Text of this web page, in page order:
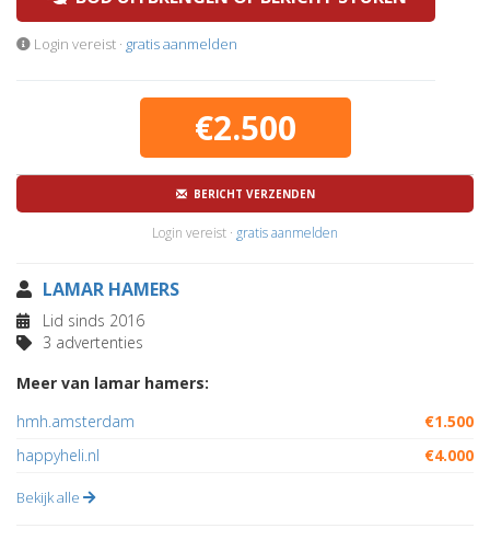
Login vereist · gratis aanmelden
€2.500
BERICHT VERZENDEN
Login vereist · gratis aanmelden
LAMAR HAMERS
Lid sinds 2016
3 advertenties
Meer van lamar hamers:
hmh.amsterdam
€1.500
happyheli.nl
€4.000
Bekijk alle